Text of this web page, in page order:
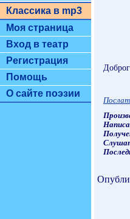
Классика в mp3
Моя страница
Вход в театр
Регистрация
Помощь
О сайте поэзии